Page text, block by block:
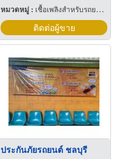
หมวดหมู่ : เชื้อเพลิงสำหรับรถยนต์แก๊ส
ติดต่อผู้ขาย
ประกันภัยรถยนต์ ชลบุรี